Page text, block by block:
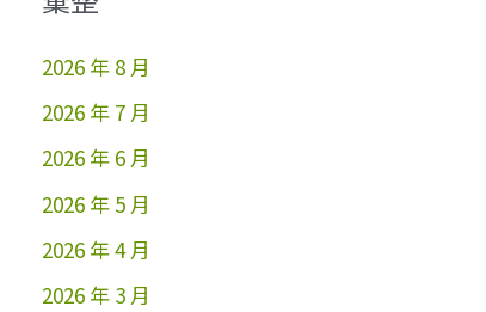
2026 年 8 月
2026 年 7 月
2026 年 6 月
2026 年 5 月
2026 年 4 月
2026 年 3 月